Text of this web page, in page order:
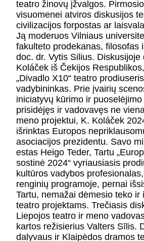
teatro žinovų įžvalgos.
visuomenei atviros diskusijos
civilizacijos forpostas ar
Ją moderuos Vilniaus
fakulteto prodekanas, filosofas
doc. dr. Vytis Silius.
Koláček iš Čekijos
„Divadlo X10“ teatro
vadybininkas. Prie įvairių
iniciatyvų kūrimo ir
prisidėjęs ir vadovavęs ne
meno projektui, K. Koláček
išrinktas Europos
asociacijos prezidentu. Savo
estas Heigo Teder, Tartu
sostinė 2024“ vyriausiasis
kultūros vadybos
renginių programoje, pernai
Tartu, nemažai dėmesio teko ir
teatro projektams. Trečiasis
Liepojos teatro ir meno
kartos režisierius Valters Sīlis.
dalyvaus ir Klaipėdos dramos